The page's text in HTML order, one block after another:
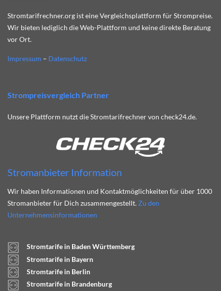
Stromtarifrechner.org ist eine Vergleichsplattform für Strompreise.
Wir bieten lediglich die Web-Plattform und keine direkte Beratung
vor Ort.
Impressum – Datenschutz
Strompreisvergleich Partner
Unsere Plattform nutzt die Stromtarifrechner von check24.de.
Stromanbieter Information
Wir haben Informationen und Kontaktmöglichkeiten für über 1000
Stromanbieter für Dich zusammengestellt. Zu den
Unternehmensinformationen
Stromtarife in Baden Württemberg
Stromtarife in Bayern
Stromtarife in Berlin
Stromtarife in Brandenburg